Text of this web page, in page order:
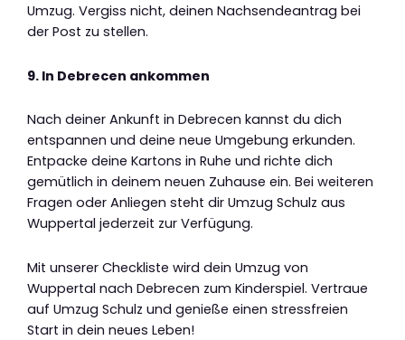
Umzug. Vergiss nicht, deinen Nachsendeantrag bei
der Post zu stellen.
9. In Debrecen ankommen
Nach deiner Ankunft in Debrecen kannst du dich
entspannen und deine neue Umgebung erkunden.
Entpacke deine Kartons in Ruhe und richte dich
gemütlich in deinem neuen Zuhause ein. Bei weiteren
Fragen oder Anliegen steht dir Umzug Schulz aus
Wuppertal jederzeit zur Verfügung.
Mit unserer Checkliste wird dein Umzug von
Wuppertal nach Debrecen zum Kinderspiel. Vertraue
auf Umzug Schulz und genieße einen stressfreien
Start in dein neues Leben!